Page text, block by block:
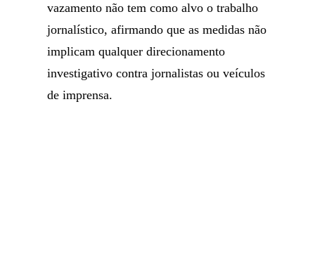
vazamento não tem como alvo o trabalho
jornalístico, afirmando que as medidas não
implicam qualquer direcionamento
investigativo contra jornalistas ou veículos
de imprensa.